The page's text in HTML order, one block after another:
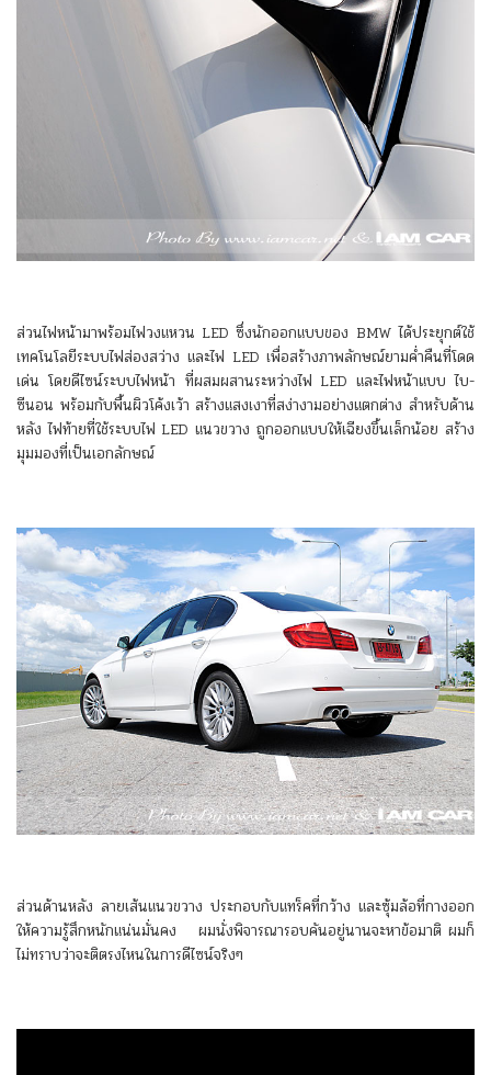
ส่วนไฟหน้ามาพร้อมไฟวงแหวน LED ซึ่งนักออกแบบของ BMW ได้ประยุกต์ใช้
เทคโนโลยีระบบไฟส่องสว่าง และไฟ LED เพื่อสร้างภาพลักษณ์ยามค่ำคืนที่โดด
เด่น โดยดีไซน์ระบบไฟหน้า ที่ผสมผสานระหว่างไฟ LED และไฟหน้าแบบ ไบ-
ซีนอน พร้อมกับพื้นผิวโค้งเว้า สร้างแสงเงาที่สง่างามอย่างแตกต่าง สำหรับด้าน
หลัง ไฟท้ายที่ใช้ระบบไฟ LED แนวขวาง ถูกออกแบบให้เฉียงขึ้นเล็กน้อย สร้าง
มุมมองที่เป็นเอกลักษณ์
ส่วนด้านหลัง ลายเส้นแนวขวาง ประกอบกับแทร็คที่กว้าง และซุ้มล้อที่กางออก
ให้ความรู้สึกหนักแน่นมั่นคง ผมนั่งพิจารณารอบคันอยู่นานจะหาข้อมาติ ผมก็
ไม่ทราบว่าจะติตรงไหนในการดีไซน์จริงๆ